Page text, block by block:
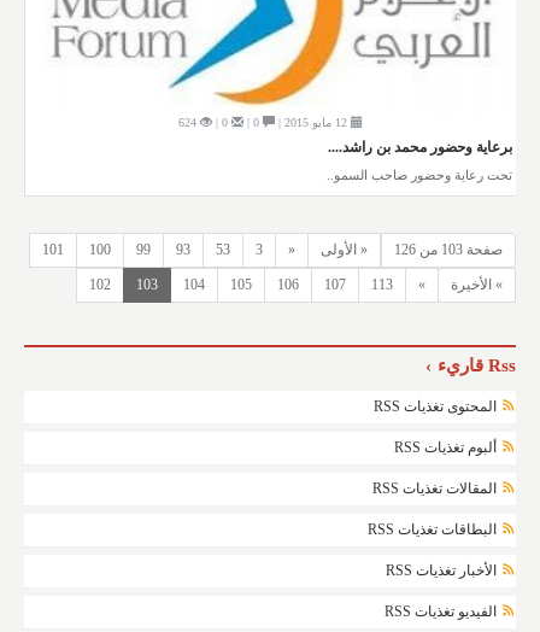
624
برعاية وحضور محمد بن راشد....
تحت رعاية وحضور صاحب السمو..
صفحة 103 من 126 « الأولى «
3
53
93
99
100
101
102 103 104 105 106 107 113 » » الأخيرة
Rss قاريء
المحتوى تغذيات RSS
ألبوم تغذيات RSS
المقالات تغذيات RSS
البطاقات تغذيات RSS
الأخبار تغذيات RSS
الفيديو تغذيات RSS